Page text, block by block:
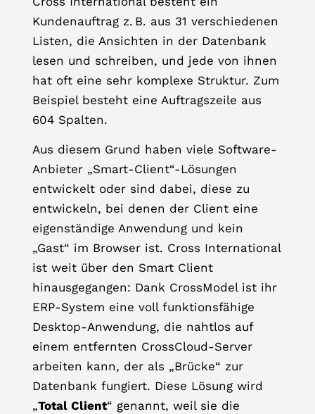
Kundenauftrag z. B. aus 31 verschiedenen
Listen, die Ansichten in der Datenbank
lesen und schreiben, und jede von ihnen
hat oft eine sehr komplexe Struktur. Zum
Beispiel besteht eine Auftragszeile aus
604 Spalten.
Aus diesem Grund haben viele Software-
Anbieter „Smart-Client“-Lösungen
entwickelt oder sind dabei, diese zu
entwickeln, bei denen der Client eine
eigenständige Anwendung und kein
„Gast“ im Browser ist. Cross International
ist weit über den Smart Client
hinausgegangen: Dank CrossModel ist ihr
ERP-System eine voll funktionsfähige
Desktop-Anwendung, die nahtlos auf
einem entfernten CrossCloud-Server
arbeiten kann, der als „Brücke“ zur
Datenbank fungiert. Diese Lösung wird
„Total Client“ genannt, weil sie die